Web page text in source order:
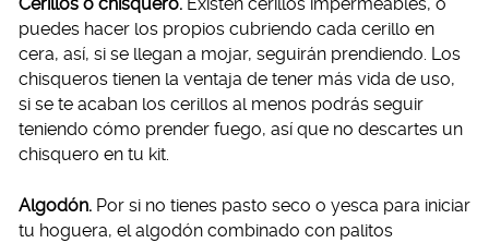
puedes hacer los propios cubriendo cada cerillo en
cera, así, si se llegan a mojar, seguirán prendiendo. Los
chisqueros tienen la ventaja de tener más vida de uso,
si se te acaban los cerillos al menos podrás seguir
teniendo cómo prender fuego, así que no descartes un
chisquero en tu kit.
Algodón. Por si no tienes pasto seco o yesca para iniciar
tu hoguera, el algodón combinado con palitos